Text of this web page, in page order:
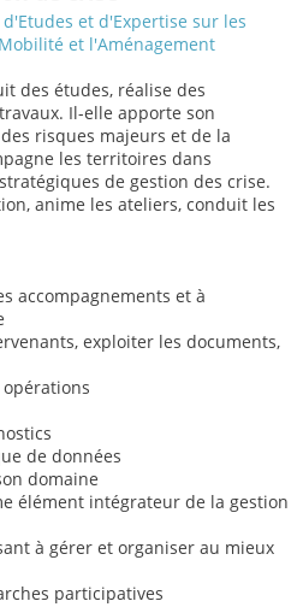
et d'Expertise sur les
et l'Aménagement
des études, réalise des
Il-elle apporte son
risques majeurs et de la
les territoires dans
de gestion des crise.
anime les ateliers, conduit les
accompagnements et à
exploiter les documents,
de données
domaine
élément intégrateur de la gestion
à gérer et organiser au mieux
participatives